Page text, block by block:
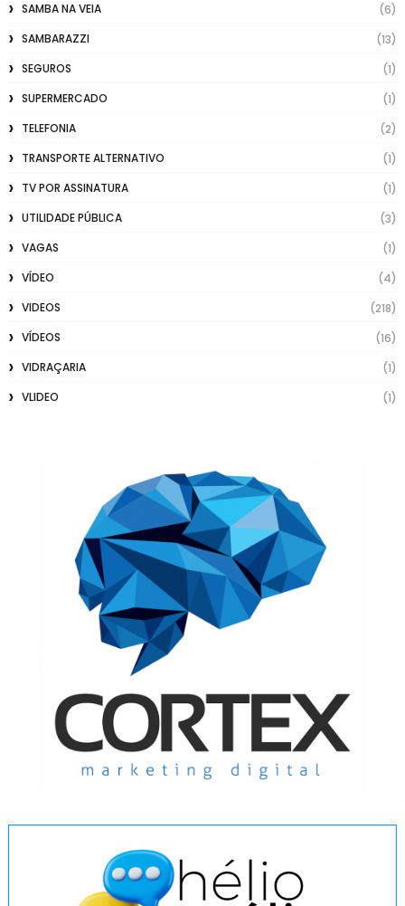
SAMBA NA VEIA
(6)
SAMBARAZZI
(13)
SEGUROS
(1)
SUPERMERCADO
(1)
TELEFONIA
(2)
TRANSPORTE ALTERNATIVO
(1)
TV POR ASSINATURA
(1)
UTILIDADE PÚBLICA
(3)
VAGAS
(1)
VÍDEO
(4)
VIDEOS
(218)
VÍDEOS
(16)
VIDRAÇARIA
(1)
VLIDEO
(1)